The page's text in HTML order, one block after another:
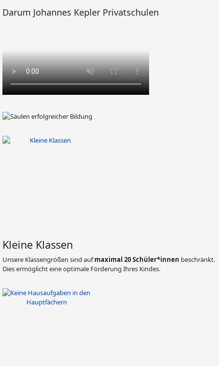
Darum Johannes Kepler Privatschulen
Kleine Klassen
Unsere Klassengrößen sind aufmaximal 20 Schüler*innen beschränkt.
Dies ermöglicht eine optimale Förderung Ihres Kindes.